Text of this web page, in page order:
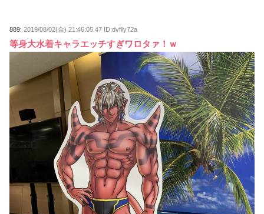
889:2019/08/02(金) 21:46:05.47 ID:dvflly72a
等身大水着キャラエッチすぎワロタァ！ｗ